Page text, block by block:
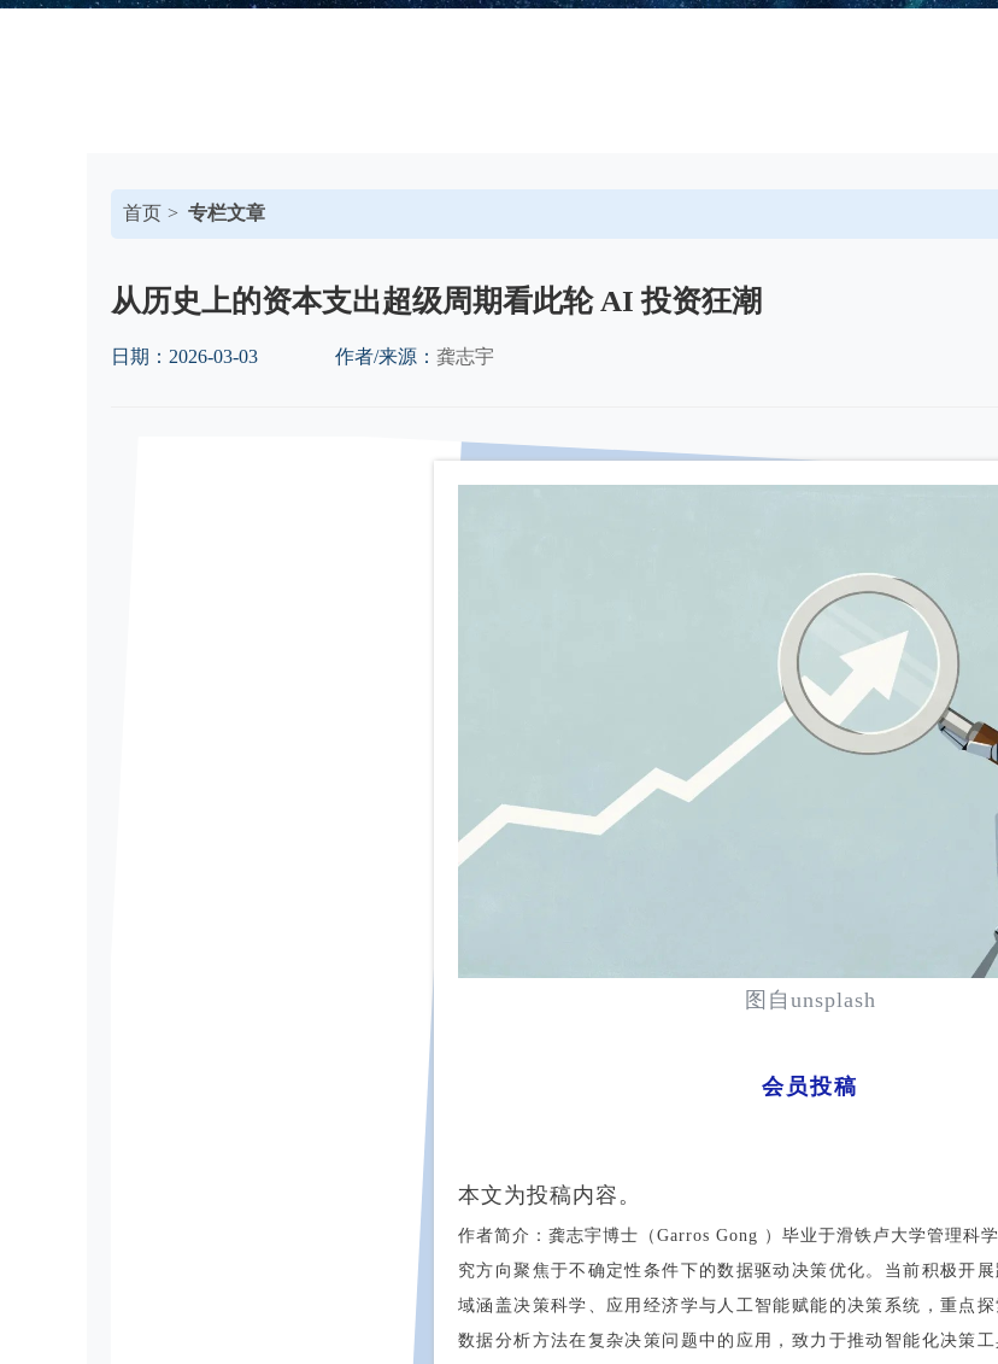
首页 专栏文章
从历史上的资本支出超级周期看此轮 AI 投资狂潮
日期： 2026-03-03 作者/来源： 龚志宇
图自unsplash
会员投稿
本文为投稿内容。
作者简介：龚志宇博士（Garros Gong ）毕业于滑铁卢大学管理科
究方向聚焦于不确定性条件下的数据驱动决策优化。当前积极开
域涵盖决策科学、应用经济学与人工智能赋能的决策系统，重点
数据分析方法在复杂决策问题中的应用，致力于推动智能化决策